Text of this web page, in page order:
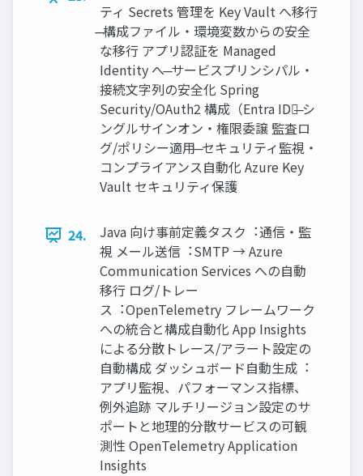
ティ Secrets 管理を Key Vault へ移⾏
̶ 構成ファイル・環境変数からの安全
な移⾏ アプリ認証を Managed
Identity へ ̶ サービスプリンシパル・
接続⽂字列の安全化 Spring
Security/OAuth2 構成（Entra ID）̶ シ
ングルサインオン・権限委譲 監査ロ
グ/ポリシー適⽤ ̶ セキュリティ監視・
コンプライアンス⾃動化 Azure Key
Vault セキュリティ保護
24.
Java 向け事前定義タスク︓通信・監
視 メール送信︓SMTP → Azure
Communication Services への⾃動
移⾏ ログ/トレー
ス︓OpenTelemetry フレームワーク
への統合と構成⾃動化 App Insights
による分散トレース/アラート設定の
⾃動構成 ダッシュボード⾃動⽣成︓
アプリ監視、パフォーマンス指標、
例外追跡 マルチリージョン設定のサ
ポートと地理的分散サービスの可観
測性 OpenTelemetry Application
Insights